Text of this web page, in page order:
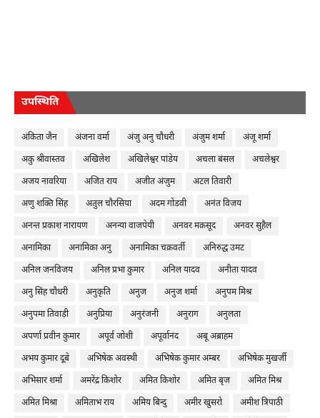
उपस्थिति
अंकिता जैन अंजना वर्मा अंजु अनु चौधरी अंजुम शर्मा
अंजू शर्मा
अकु श्रीवास्तव
अखिलेश अखिलेश्वर पांडेय अचला बंसल
अचलेश्वर
अजय नावरिया
अजित राय अजीत अंजुम
अटल तिवारी
अणु शक्ति सिंह
अतुल चौरसिया अदम गोंडवी
अनंत विजय
अनन्त प्रकाश नारायण
अनन्या वाजपेयी अनवर मक़सूद
अनवर सुहैल
अनामिका
अनामिका अनु अनामिका चक्रवर्ती
अनिरुद्ध उमट
अनिल जनविजय
अनिल प्रभा कुमार अनिल यादव
अनीता यादव
अनु सिंह चौधरी
अनुकृति अनुज अनुज शर्मा
अनुपम मिश्र
अनुपमा तिवाड़ी
अनुप्रिया अनुरंजनी अनुराग
अनुलता
अपर्णा प्रवीन कुमार
अपूर्व जोशी अपूर्वानंद
अबू अब्राहम
अभय कुमार दूबे
अभिषेक अवस्थी अभिषेक कुमार अम्बर
अभिषेक मुखर्जी
अभिसार शर्मा
अमरेंद्र किशोर अमित किशोर अमित बृज
अमित मिश्र
अमित मिश्रा
अमिताभ राय अमिय बिन्दु अमीर खुसरो
अमीश त्रिपाठी